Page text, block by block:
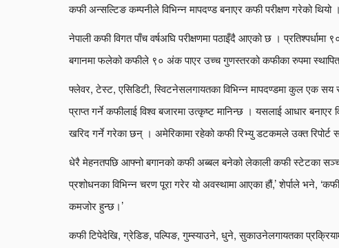
कफी अन्सल्टिङ कम्पनीले विभिन्न मापदण्ड बनाएर कफी परीक्षण गरेको थियो ।
नेपाली कफी विगत पाँच वर्षअघि परीक्षणमा पठाइँदै आएको छ ।
बगानमा फलेको कफीले ९० अंक पाएर उच्च गुणस्तरको कफीका रुपमा
फ्लेवर, टेस्ट, एसिडिटी, स्विटनेसलगायतका विभिन्न मापदण्डमा कुल एक
प्राप्त गर्ने कफीलाई विश्व बजारमा उत्कृष्ट मानिन्छ । यसलाई आधार
खरिद गर्ने गरेका छन् । अमेरिकामा रहेको कफी रिभ्यु डटकमले उक्त रिपोर्ट
धेरै मेहनतपछि आफ्नो बगानको कफी अब्बल बनेको लेकाली कफी स्टेटका
प्रशोधनका विभिन्न चरण पूरा गरेर यो अवस्थामा आएका हौं,’ शेर्पाले भने,
कमजोर हुन्छ।’
कफी टिपेदेखि, ग्रेडिङ, पल्पिङ, गुम्स्याउने, धुने, सुकाउनेलगायतका